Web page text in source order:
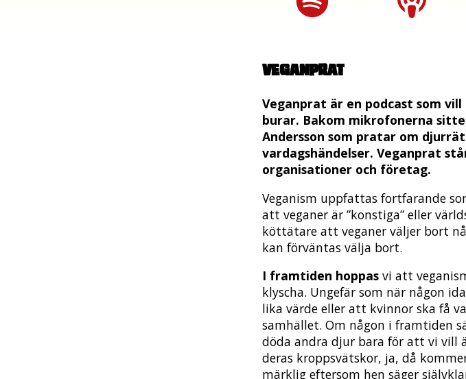
Veganprat
Veganprat är en podcast som
burar. Bakom mikrofonerna
Andersson som pratar om
vardagshändelser. Veganprat
organisationer och företag.
Veganism uppfattas fortfarande
att veganer är ”konstiga” eller
köttätare att veganer väljer bort
kan förväntas välja bort.
I framtiden hoppas vi att
klyscha. Ungefär som när någon
lika värde eller att kvinnor ska få
samhället. Om någon i framtiden
döda andra djur bara för att vi vill
deras kroppsvätskor, ja, då
märklig eftersom hen säger